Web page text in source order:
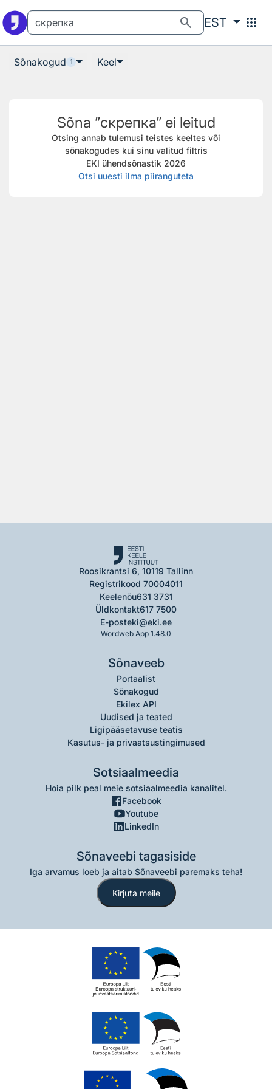
search EST apps
Sõnakogud 1 Keel
Sõna ”скрепка” ei leitud
Otsing annab tulemusi teistes keeltes või
sõnakogudes kui sinu valitud filtris
EKI ühendsõnastik 2026
Otsi uuesti ilma piiranguteta
Roosikrantsi 6, 10119 Tallinn
Registrikood 70004011
Keelenõu631 3731
Üldkontakt617 7500
E-posteki@eki.ee
Wordweb App 1.48.0
Sõnaveeb
Portaalist
Sõnakogud
Ekilex API
Uudised ja teated
Ligipääsetavuse teatis
Kasutus- ja privaatsustingimused
Sotsiaalmeedia
Hoia pilk peal meie sotsiaalmeedia kanalitel.
Facebook
Youtube
LinkedIn
Sõnaveebi tagasiside
Iga arvamus loeb ja aitab Sõnaveebi paremaks teha!
Kirjuta meile